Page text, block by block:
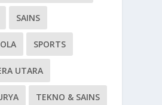
SAINS
SPORTS
UTARA
TEKNO & SAINS